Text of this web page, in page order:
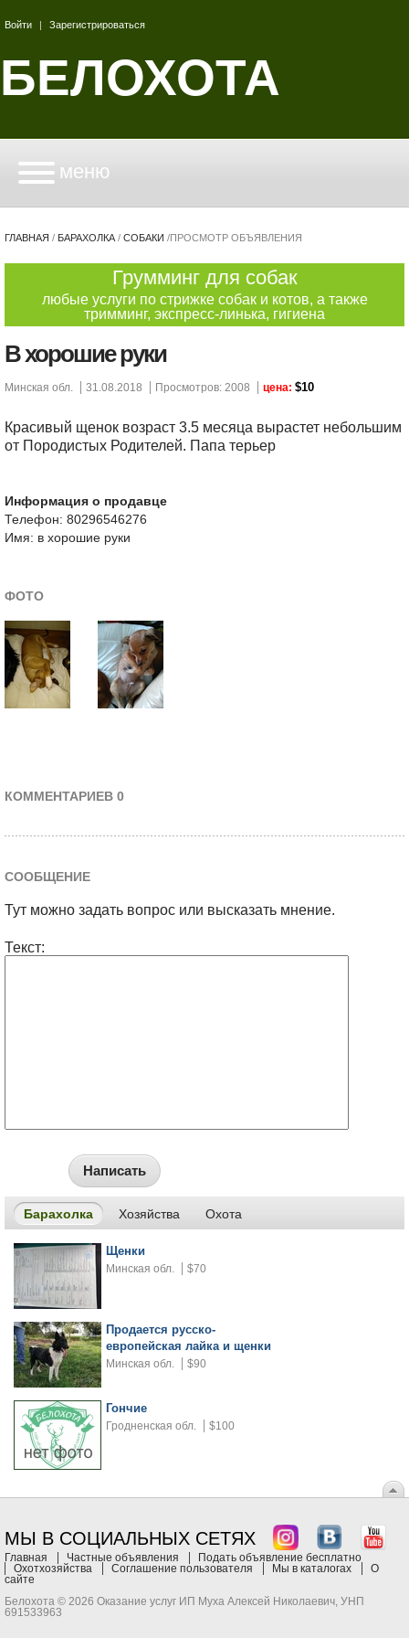
Войти | Зарегистрироваться
БЕЛОХОТА
меню
ГЛАВНАЯ / БАРАХОЛКА / СОБАКИ /ПРОСМОТР ОБЪЯВЛЕНИЯ
Грумминг для собак
любые услуги по стрижке собак и котов, а также
тримминг, экспресс-линька, гигиена
В хорошие руки
Минская обл. 31.08.2018 Просмотров: 2008 цена: $10
Красивый щенок возраст 3.5 месяца вырастет небольшим
от Породистых Родителей. Папа терьер
Информация о продавце
Телефон: 80296546276
Имя: в хорошие руки
ФОТО
КОММЕНТАРИЕВ 0
СООБЩЕНИЕ
Тут можно задать вопрос или высказать мнение.
Текст:
Написать
Барахолка Хозяйства Охота
Щенки
Минская обл. $70
Продается русско-
европейская лайка и щенки
Минская обл. $90
Гончие
Гродненская обл. $100
МЫ В СОЦИАЛЬНЫХ СЕТЯХ
Главная Частные объявления
Подать объявление бесплатно
Охотхозяйства
Соглашение пользователя Мы в каталогах
О
сайте
Белохота © 2026 Оказание услуг ИП Муха Алексей Николаевич, УНП
691533963